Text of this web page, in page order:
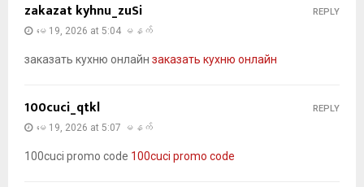
zakazat kyhnu_zuSi
မေ 19, 2026 at 5:04 မနက်
заказать кухню онлайн заказать кухню онлайн
REPLY
100cuci_qtkl
မေ 19, 2026 at 5:07 မနက်
100cuci promo code 100cuci promo code
REPLY